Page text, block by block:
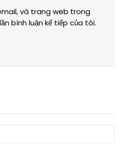
và trang web trong
bình luận kế tiếp của tôi.